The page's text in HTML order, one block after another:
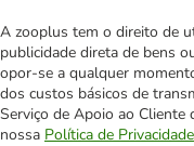
A zooplus tem o direito de
publicidade direta de bens
opor-se a qualquer
dos custos básicos de
Serviço de Apoio ao Cliente
nossa Política de Privacidade